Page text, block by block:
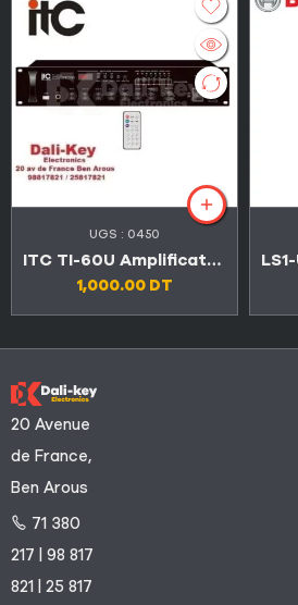
UGS : 0450
ITC TI-60U Amplificateur mélangeur USB/EQ 60W 3 entrées microphones
1,000.00 DT
20 Avenue
de France,
Ben Arous
71 380
217 | 98 817
821 | 25 817